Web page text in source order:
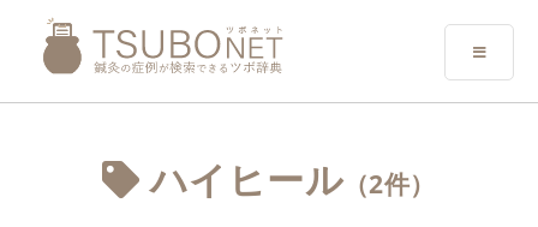
ハイヒール（2件）